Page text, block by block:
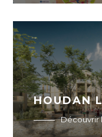
HOUDAN
Découvrir